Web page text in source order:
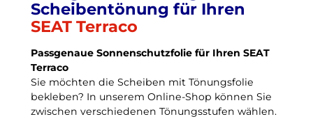
SEAT Terraco
Passgenaue Sonnenschutzfolie für Ihren SEAT
Terraco
Sie möchten die Scheiben mit Tönungsfolie
bekleben? In unserem Online-Shop können Sie
zwischen verschiedenen Tönungsstufen wählen.